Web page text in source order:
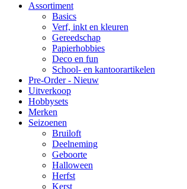
Assortiment
Basics
Verf, inkt en kleuren
Gereedschap
Papierhobbies
Deco en fun
School- en kantoorartikelen
Pre-Order - Nieuw
Uitverkoop
Hobbysets
Merken
Seizoenen
Bruiloft
Deelneming
Geboorte
Halloween
Herfst
Kerst